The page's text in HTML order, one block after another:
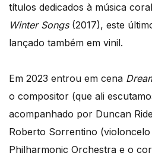
títulos dedicados à música
Winter Songs(2017), este
lançado também em vinil.
Em 2023 entrou em cena
o compositor (que ali
acompanhado por Duncan
Roberto Sorrentino
Philharmonic Orchestra e o